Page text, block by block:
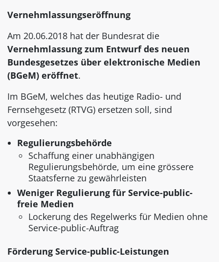
Vernehmlassungseröffnung
Am 20.06.2018 hat der Bundesrat die
Vernehmlassung zum Entwurf des neuen
Bundesgesetzes über elektronische Medien
(BGeM) eröffnet.
Im BGeM, welches das heutige Radio- und
Fernsehgesetz (RTVG) ersetzen soll, sind
vorgesehen:
Regulierungsbehörde
Schaffung einer unabhängigen
Regulierungsbehörde, um eine grössere
Staatsferne zu gewährleisten
Weniger Regulierung für Service-public-
freie Medien
Lockerung des Regelwerks für Medien ohne
Service-public-Auftrag
Förderung Service-public-Leistungen